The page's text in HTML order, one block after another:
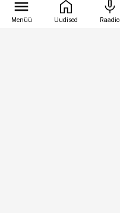
Menüü Uudised Raadio